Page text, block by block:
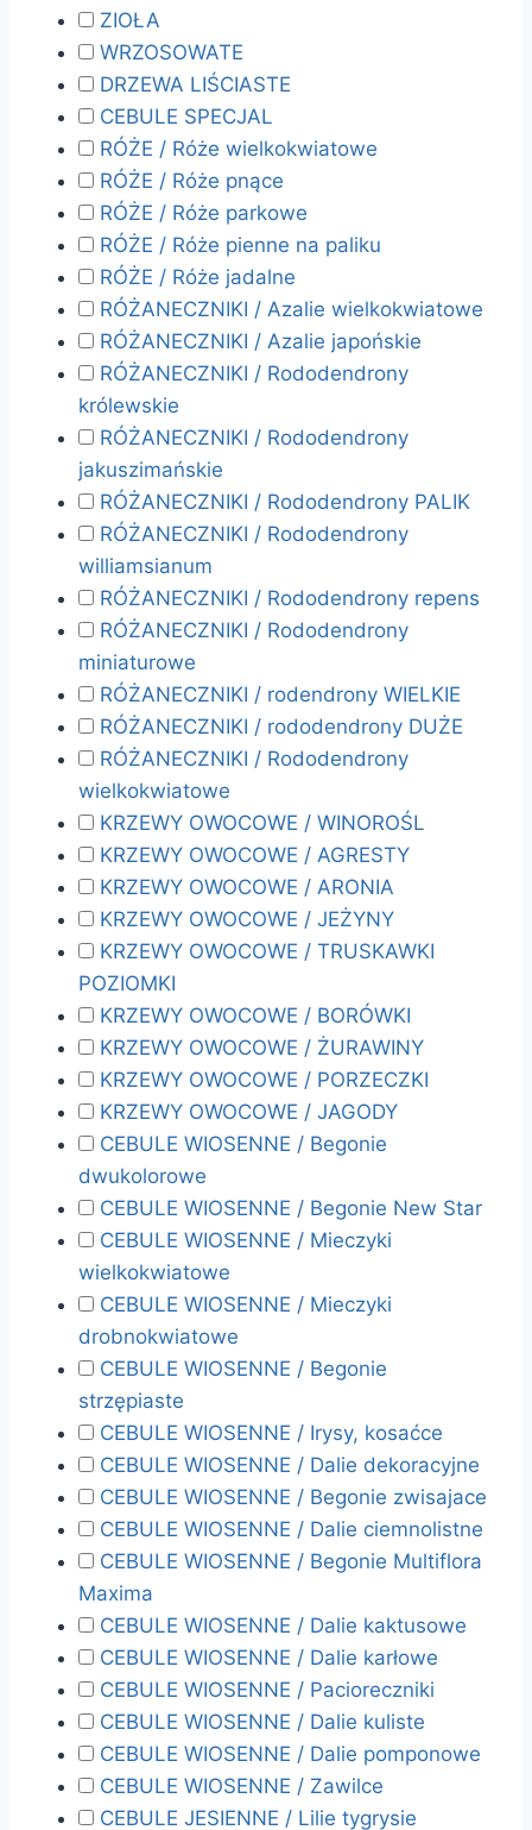
ZIOŁA
WRZOSOWATE
DRZEWA LIŚCIASTE
CEBULE SPECJAL
RÓŻE / Róże wielkokwiatowe
RÓŻE / Róże pnące
RÓŻE / Róże parkowe
RÓŻE / Róże pienne na paliku
RÓŻE / Róże jadalne
RÓŻANECZNIKI / Azalie wielkokwiatowe
RÓŻANECZNIKI / Azalie japońskie
RÓŻANECZNIKI / Rododendrony
królewskie
RÓŻANECZNIKI / Rododendrony
jakuszimańskie
RÓŻANECZNIKI / Rododendrony PALIK
RÓŻANECZNIKI / Rododendrony
williamsianum
RÓŻANECZNIKI / Rododendrony repens
RÓŻANECZNIKI / Rododendrony
miniaturowe
RÓŻANECZNIKI / rodendrony WIELKIE
RÓŻANECZNIKI / rododendrony DUŻE
RÓŻANECZNIKI / Rododendrony
wielkokwiatowe
KRZEWY OWOCOWE / WINOROŚL
KRZEWY OWOCOWE / AGRESTY
KRZEWY OWOCOWE / ARONIA
KRZEWY OWOCOWE / JEŻYNY
KRZEWY OWOCOWE / TRUSKAWKI
POZIOMKI
KRZEWY OWOCOWE / BORÓWKI
KRZEWY OWOCOWE / ŻURAWINY
KRZEWY OWOCOWE / PORZECZKI
KRZEWY OWOCOWE / JAGODY
CEBULE WIOSENNE / Begonie
dwukolorowe
CEBULE WIOSENNE / Begonie New Star
CEBULE WIOSENNE / Mieczyki
wielkokwiatowe
CEBULE WIOSENNE / Mieczyki
drobnokwiatowe
CEBULE WIOSENNE / Begonie
strzępiaste
CEBULE WIOSENNE / Irysy, kosaćce
CEBULE WIOSENNE / Dalie dekoracyjne
CEBULE WIOSENNE / Begonie zwisajace
CEBULE WIOSENNE / Dalie ciemnolistne
CEBULE WIOSENNE / Begonie Multiflora
Maxima
CEBULE WIOSENNE / Dalie kaktusowe
CEBULE WIOSENNE / Dalie karłowe
CEBULE WIOSENNE / Pacioreczniki
CEBULE WIOSENNE / Dalie kuliste
CEBULE WIOSENNE / Dalie pomponowe
CEBULE WIOSENNE / Zawilce
CEBULE JESIENNE / Lilie tygrysie